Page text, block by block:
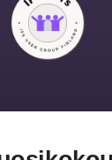
IFSiders ry